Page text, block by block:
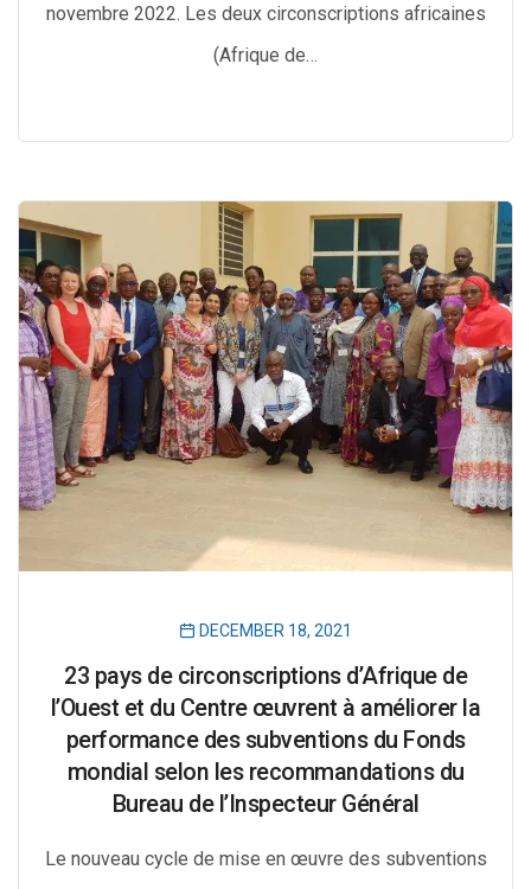
novembre 2022. Les deux circonscriptions africaines
(Afrique de…
DECEMBER 18, 2021
23 pays de circonscriptions d’Afrique de
l’Ouest et du Centre œuvrent à améliorer la
performance des subventions du Fonds
mondial selon les recommandations du
Bureau de l’Inspecteur Général
Le nouveau cycle de mise en œuvre des subventions